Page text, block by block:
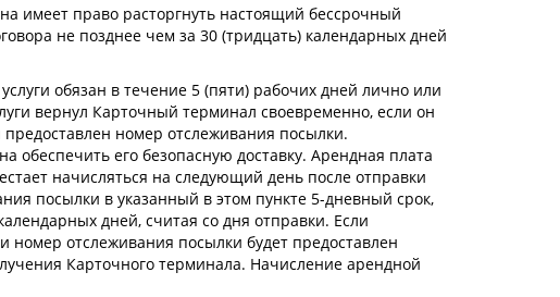
имеет право расторгнуть настоящий бессрочный
не позднее чем за 30 (тридцать) календарных дней
обязан в течение 5 (пяти) рабочих дней лично или
вернул Карточный терминал своевременно, если он
предоставлен номер отслеживания посылки.
обеспечить его безопасную доставку. Арендная плата
начисляться на следующий день после отправки
посылки в указанный в этом пункте 5-дневный срок,
дней, считая со дня отправки. Если
номер отслеживания посылки будет предоставлен
Карточного терминала. Начисление арендной